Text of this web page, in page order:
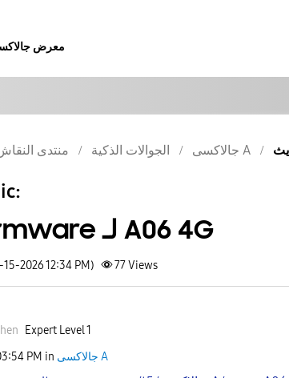
معرض
منتدى الجوالات الذكية جالاكسى A
تحديث Firmware لـ A06 4G
2026 12:34 PM) 77Views
Expert Level 1
PM in جالاكسى A